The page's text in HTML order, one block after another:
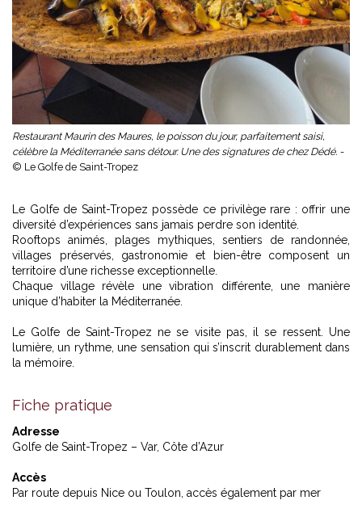
Restaurant Maurin des Maures, le poisson du jour, parfaitement saisi,
célèbre la Méditerranée sans détour. Une des signatures de chez Dédé. -
© Le Golfe de Saint-Tropez
Le Golfe de Saint-Tropez possède ce privilège rare : offrir une
diversité d’expériences sans jamais perdre son identité.
Rooftops animés, plages mythiques, sentiers de randonnée,
villages préservés, gastronomie et bien-être composent un
territoire d’une richesse exceptionnelle.
Chaque village révèle une vibration différente, une manière
unique d’habiter la Méditerranée.
Le Golfe de Saint-Tropez ne se visite pas, il se ressent. Une
lumière, un rythme, une sensation qui s’inscrit durablement dans
la mémoire.
Fiche pratique
Adresse
Golfe de Saint-Tropez – Var, Côte d’Azur
Accès
Par route depuis Nice ou Toulon, accès également par mer